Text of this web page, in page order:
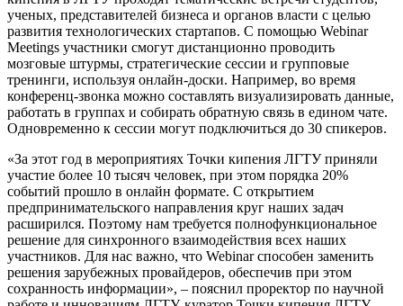
ученых, представителей бизнеса и органов власти с целью
развития технологических стартапов. С помощью Webinar
Meetings участники смогут дистанционно проводить
мозговые штурмы, стратегические сессии и групповые
тренинги, используя онлайн-доски. Например, во время
конференц-звонка можно составлять визуализировать данные,
работать в группах и собирать обратную связь в едином чате.
Одновременно к сессии могут подключиться до 30 спикеров.
«За этот год в мероприятиях Точки кипения ЛГТУ приняли
участие более 10 тысяч человек, при этом порядка 20%
событий прошло в онлайн формате. С открытием
предпринимательского направления круг наших задач
расширился. Поэтому нам требуется полнофункциональное
решение для синхронного взаимодействия всех наших
участников. Для нас важно, что Webinar способен заменить
решения зарубежных провайдеров, обеспечив при этом
сохранность информации», – пояснил проректор по научной